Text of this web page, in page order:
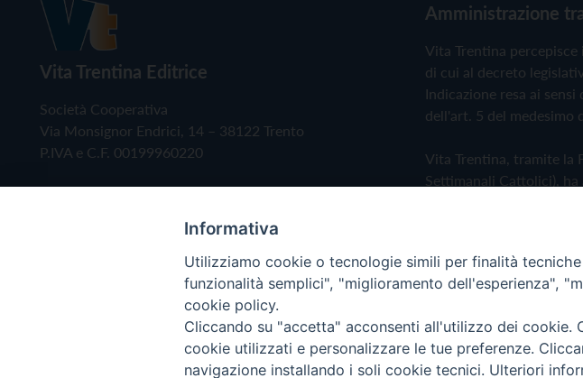
Vita Trentina Editrice
Società Cooperativa
Via Monsignor Endrici, 14 – 38122 Trento
P.IVA e C.F. 00199960220
Amministrazione
Vita Trentina
di cui al decreto
Indicazione resa ai
dell'art. 5 del medesimo
Vita Trentina, tramite la
Settimanali Cattolici),
Privacy Policy
Copyright © 2019 - Tutti i diritti riservati - Vita Trentina Editrice
Informativa
Utilizziamo cookie o tecnologie simili per finalità
funzionalità semplici", "miglioramento dell'esperienza",
cookie policy.
Cliccando su "accetta" acconsenti all'utilizzo dei cookie.
cookie utilizzati e personalizzare le tue preferenze.
navigazione installando i soli cookie tecnici. Ulteriori